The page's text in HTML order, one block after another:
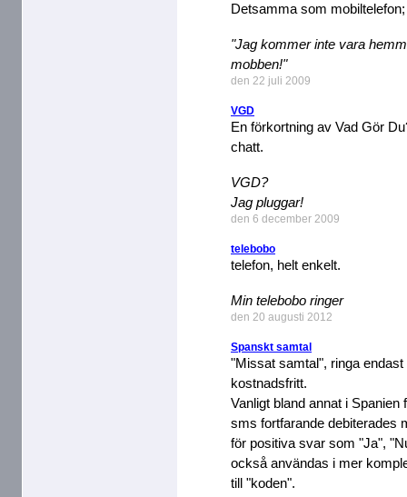
Detsamma som
"Jag kommer inte vara
mobben!"
den 22 juli 2009
VGD
En förkortning av Vad Gör
chatt.
VGD?
Jag pluggar!
den 6 december 2009
telebobo
telefon, helt enkelt.
Min telebobo ringer
den 20 augusti 2012
Spanskt samtal
"Missat samtal", ringa
kostnadsfritt.
Vanligt bland annat i
sms fortfarande debiterades
för positiva svar som "Ja",
också användas i mer
till "koden".